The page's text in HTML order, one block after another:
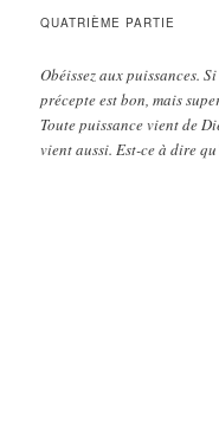
QUATRIÈME PARTIE
Obéissez aux puissances.
précepte est bon, mais
Toute puissance vient de
vient aussi. Est-ce à dire